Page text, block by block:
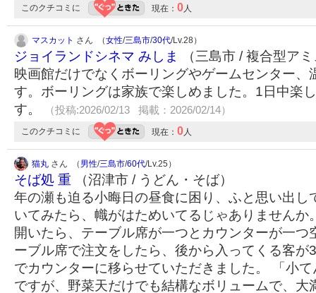
このクチコミに 現在： 0人
マスカット さん （女性/三島市/30代/Lv.28）
ジョイランドシネマ みしま
（三島市 / 複合型ア
映画館だけでなくボーリングやゲームセンター、
す。ボーリングは家族で楽しめました。1日中楽
す。
（投稿:2026/02/13 掲載：2026/02/14）
このクチコミに 現在： 0人
猫丸 さん （ 男性/三島市/60代/Lv.25）
そば処 重 （沼津市 / うどん・そば）
年の瀬も迫る小晦日の昼食に困り、ふと思い出し
いてみたら、幟がはためいてるじゃありませんか
開いたら、テーブル席が一つとカウンターが一つ
ーブル席で注文をしたら、後から入ってくる客が
でカウンターに移らせていただきました。 「小
ですが、野菜天だけでも結構なボリュームで、